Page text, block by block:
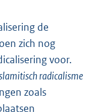
de
zich nog
voor.
radicalisme
zoals